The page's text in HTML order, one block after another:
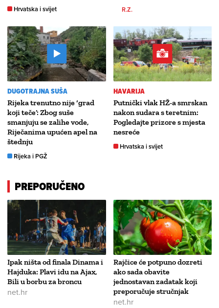
Hrvatska i svijet
R.Z.
DUGOTRAJNA SUŠA
Rijeka trenutno nije ‘grad
koji teče’: Zbog suše
smanjuju se zalihe vode,
Riječanima upućen apel na
štednju
Rijeka i PGŽ
HAVARIJA
Putnički vlak HŽ-a smrskan
nakon sudara s teretnim:
Pogledajte prizore s mjesta
nesreće
Hrvatska i svijet
PREPORUČENO
Ipak ništa od finala Dinama i
Hajduka: Plavi idu na Ajax,
Bili u borbu za broncu
net.hr
Rajčice će potpuno dozreti
ako sada obavite
jednostavan zadatak koji
preporučuje stručnjak
net.hr